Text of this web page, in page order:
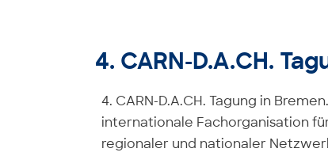
4. CARN-D.A.CH.
4. CARN-D.A.CH. Tagung in
internationale Fachorganisation
regionaler und nationaler